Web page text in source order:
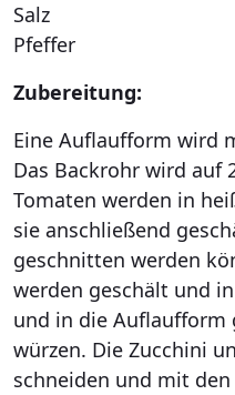
Salz
Pfeffer
Zubereitung:
Eine Auflaufform wird
Das Backrohr wird auf
Tomaten werden in
sie anschließend
geschnitten werden
werden geschält und
und in die Auflaufform
würzen. Die Zucchini
schneiden und mit